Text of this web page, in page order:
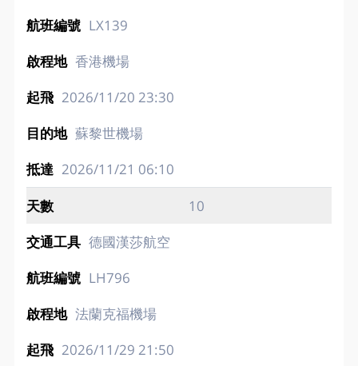
LX139
香港機場
2026/11/20 23:30
蘇黎世機場
2026/11/21 06:10
10
德國漢莎航空
LH796
法蘭克福機場
2026/11/29 21:50